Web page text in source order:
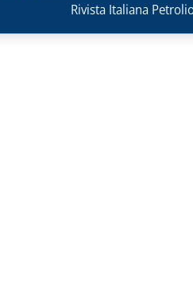
Rivista Italiana